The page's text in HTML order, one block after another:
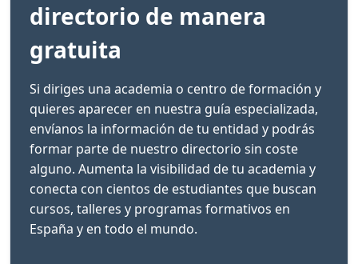
directorio de manera
gratuita
Si diriges una academia o centro de formación y
quieres aparecer en nuestra guía especializada,
envíanos la información de tu entidad y podrás
formar parte de nuestro directorio sin coste
alguno. Aumenta la visibilidad de tu academia y
conecta con cientos de estudiantes que buscan
cursos, talleres y programas formativos en
España y en todo el mundo.